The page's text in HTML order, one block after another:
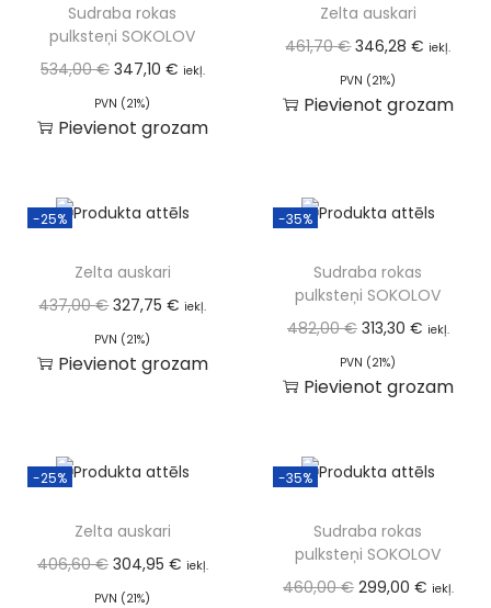
Sudraba rokas
pulksteņi SOKOLOV
534,00€ 347,10 € iekļ.
PVN (21%)
Pievienot grozam
Zelta auskari
461,70€ 346,28€ iekļ.
PVN (21%)
Pievienot grozam
-25%
Zelta auskari
437,00€ 327,75€ iekļ.
PVN (21%)
Pievienot grozam
-35%
Sudraba rokas
pulksteņi SOKOLOV
482,00€ 313,30 € iekļ.
PVN (21%)
Pievienot grozam
-25%
Zelta auskari
406,60€ 304,95 € iekļ.
PVN (21%)
-35%
Sudraba rokas
pulksteņi SOKOLOV
460,00€ 299,00 € iekļ.